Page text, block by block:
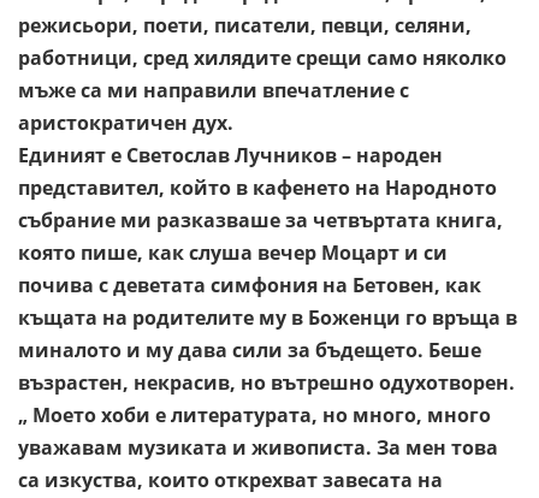
режисьори, поети, писатели, певци, селяни,
работници, сред хилядите срещи само няколко
мъже са ми направили впечатление с
аристократичен дух.
Единият е Светослав Лучников – народен
представител, който в кафенето на Народното
събрание ми разказваше за четвъртата книга,
която пише, как слуша вечер Моцарт и си
почива сдеветата симфония на Бетовен, как
къщата на родителите му в Боженци го връща в
миналото и му дава сили за бъдещето. Беше
възрастен, некрасив, но вътрешно одухотворен.
„ Моето хоби е литературата, но много, много
уважавам музиката и живописта. За мен това
са изкуства, които открехватзавесата на